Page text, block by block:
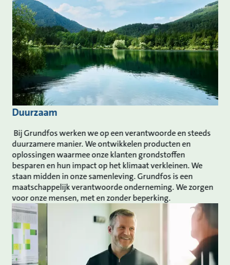
Duurzaam
Bij Grundfos werken we op een verantwoorde en steeds
duurzamere manier. We ontwikkelen producten en
oplossingen waarmee onze klanten grondstoffen
besparen en hun impact op het klimaat verkleinen. We
staan midden in onze samenleving. Grundfos is een
maatschappelijk verantwoorde onderneming. We zorgen
voor onze mensen, met en zonder beperking.